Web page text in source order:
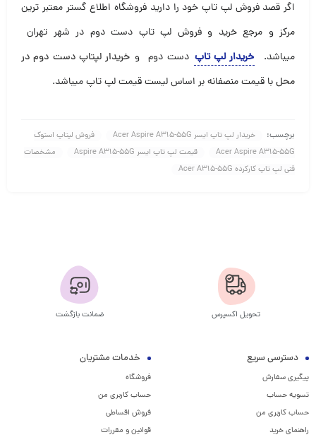
اگر قصد فروش لپ تاپ خود را دارید فروشگاه اطلاع گستر معتبر ترین
مرکز و مرجع خرید و فروش لپ تاپ دست دوم در شهر تهران
میباشد. خریدار لپ تاپ دست دوم و خریدار لپتاپ دست دوم در
محلبا قیمت منصفانه بر اساس لیست قیمت لپ تاپ میباشد.
برچسب: خریدار لپ تاپ ایسر Acer Aspire A315-55G
فروش لپتاپ استوک
Acer Aspire A315-55G
قیمت لپ تاپ ایسر Aspire A315-55G
مشخصات
فنی لپ تاپ کارکرده Acer A315-55G
تحویل اکسپرس ضمانت بازگشت
دسترسی سریع
پیگیری سفارش
تسویه حساب
حساب کاربری من
راهنمای خرید
خدمات مشتریان
فروشگاه
حساب کاربری من
فروش اقساطی
قوانین و مقررات